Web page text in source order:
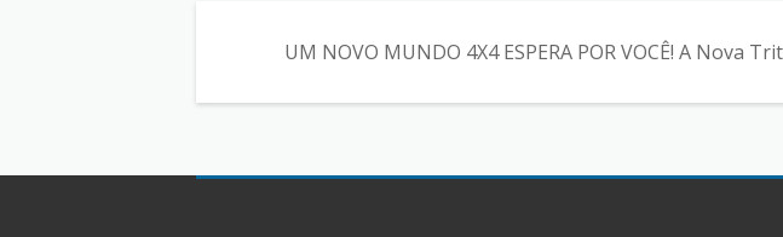
UM NOVO MUNDO 4X4 ESPERA POR VOCÊ! A